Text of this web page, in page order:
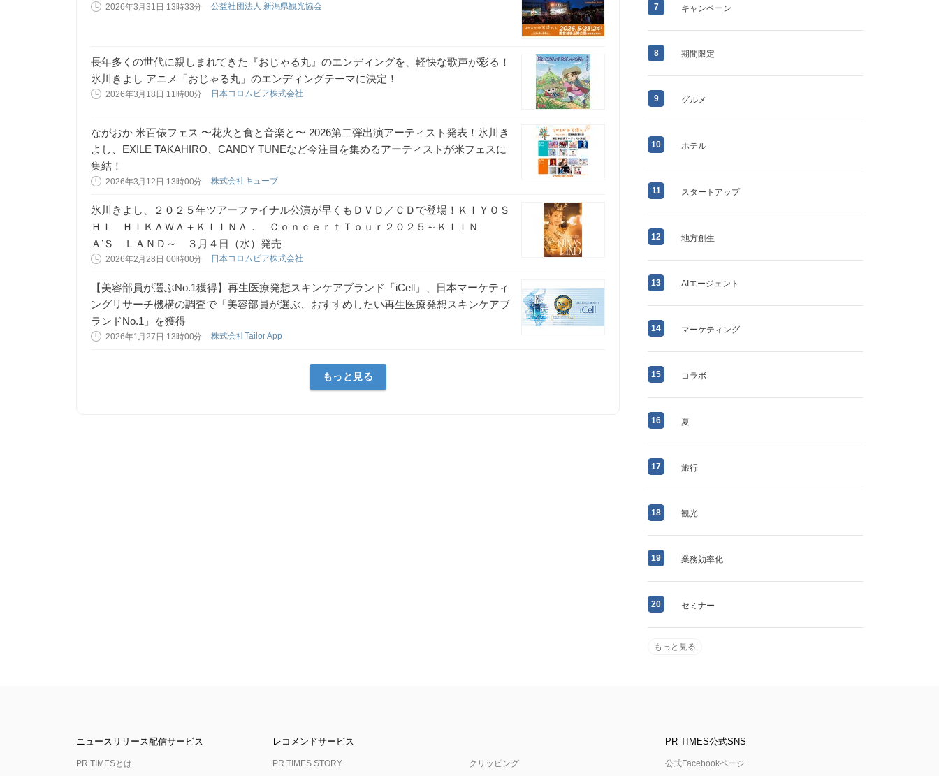
2026年3月31日 13時33分 公益社団法人 新潟県観光協会
長年多くの世代に親しまれてきた『おじゃる丸』のエンディングを、軽快な歌声が彩る！
氷川きよし アニメ「おじゃる丸」のエンディングテーマに決定！
2026年3月18日 11時00分 日本コロムビア株式会社
ながおか 米百俵フェス 〜花火と食と音楽と〜 2026第二弾出演アーティスト発表！氷川き
よし、EXILE TAKAHIRO、CANDY TUNEなど今注目を集めるアーティストが米フェスに
集結！
2026年3月12日 13時00分 株式会社キューブ
氷川きよし、２０２５年ツアーファイナル公演が早くもＤＶＤ／ＣＤで登場！ＫＩＹＯＳ
ＨＩ ＨＩＫＡＷＡ＋ＫＩＩＮＡ． ＣｏｎｃｅｒｔＴｏｕｒ２０２５～ＫＩＩＮ
Ａ’Ｓ ＬＡＮＤ～ ３月４日（水）発売
2026年2月28日 00時00分 日本コロムビア株式会社
【美容部員が選ぶNo.1獲得】再生医療発想スキンケアブランド「iCell」、日本マーケティ
ングリサーチ機構の調査で「美容部員が選ぶ、おすすめしたい再生医療発想スキンケアブ
ランドNo.1」を獲得
2026年1月27日 13時00分 株式会社Tailor App
もっと見る
7 キャンペーン
8 期間限定
9 グルメ
10 ホテル
11 スタートアップ
12 地方創生
13 AIエージェント
14 マーケティング
15 コラボ
16 夏
17 旅行
18 観光
19 業務効率化
20 セミナー
もっと見る
ニュースリリース配信サービス
PR TIMESとは
レコメンドサービス
PR TIMES STORY クリッピング
PR TIMES公式SNS
公式Facebookページ